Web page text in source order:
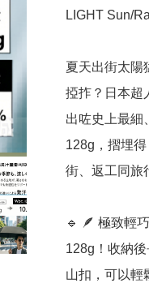
LIGHT Sun/
夏天出街太陽
掗拃？日本超
出咗史上最細
128g，摺埋
街、返工同
🔹 🪶 極致輕
128g！收納
山扣，可以輕